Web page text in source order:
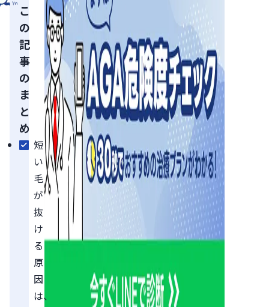
こ
の
記
事
の
ま
と
め
短
い
毛
が
抜
け
る
原
因
は、